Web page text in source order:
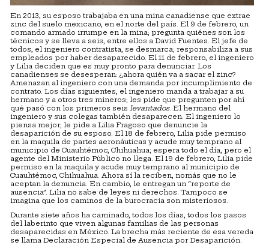
En 2013, su esposo trabajaba en una mina canadiense que extrae
zinc del suelo mexicano, en el norte del país. El 9 de febrero, un
comando armado irrumpe en la mina; pregunta quiénes son los
técnicos y se lleva a seis, entre ellos a David Fuentes. El jefe de
todos, el ingeniero contratista, se desmarca; responsabiliza a sus
empleados por haber desaparecido. El 11 de febrero, el ingeniero
y Lilia deciden que es muy pronto para denunciar. Los
canadienses se desesperan: ¿ahora quién va a sacar el zinc?
Amenazan al ingeniero con una demanda por incumplimiento de
contrato. Los días siguientes, el ingeniero manda a trabajar a su
hermano y a otros tres mineros; les pide que pregunten por ahí
qué pasó con los primeros seis levantados. El hermano del
ingeniero y sus colegas también desaparecen. El ingeniero lo
piensa mejor; le pide a Lilia Fragoso que denuncie la
desaparición de su esposo. El 18 de febrero, Lilia pide permiso
en la maquila de partes aeronáuticas y acude muy temprano al
municipio de Cuauhtémoc, Chihuahua; espera todo el día, pero el
agente del Ministerio Público no llega. El 19 de febrero, Lilia pide
permiso en la maquila y acude muy temprano al municipio de
Cuauhtémoc, Chihuahua. Ahora sí la reciben, nomás que no le
aceptan la denuncia. En cambio, le entregan un “reporte de
ausencia”. Lilia no sabe de leyes ni derechos. Tampoco se
imagina que los caminos de la burocracia son misteriosos.
Durante siete años ha caminado, todos los días, todos los pasos
del laberinto que viven algunas familias de las personas
desaparecidas en México. La brecha más reciente de esa vereda
se llama Declaración Especial de Ausencia por Desaparición.